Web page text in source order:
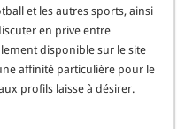
et les autres sports, ainsi
en prive entre
disponible sur le site
affinité particulière pour le
profils laisse à désirer.